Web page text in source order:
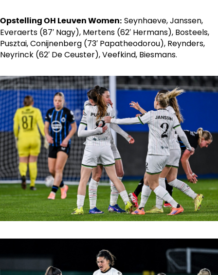
Opstelling OH Leuven Women: Seynhaeve, Janssen,
Everaerts (87′ Nagy), Mertens (62′ Hermans), Bosteels,
Pusztai, Conijnenberg (73′ Papatheodorou), Reynders,
Neyrinck (62′ De Ceuster), Veefkind, Biesmans.